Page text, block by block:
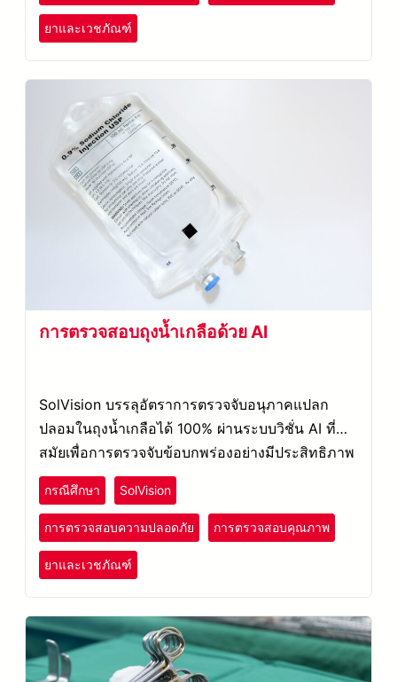
ยาและเวชภัณฑ์
การตรวจสอบถุงน้ำเกลือด้วย AI
SolVision บรรลุอัตราการตรวจจับอนุภาคแปลก
ปลอมในถุงน้ำเกลือได้ 100% ผ่านระบบวิชั่น AI ที่ล้ำ
สมัยเพื่อการตรวจจับข้อบกพร่องอย่างมีประสิทธิภาพ
กรณีศึกษา SolVision
การตรวจสอบความปลอดภัย การตรวจสอบคุณภาพ
ยาและเวชภัณฑ์